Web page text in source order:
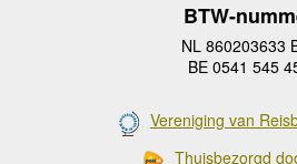
BTW-
NL 860203633
BE 0541 545
Vereniging van
Thuisbezorgd